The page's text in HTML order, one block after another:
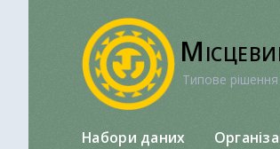
Типове
Набори даних